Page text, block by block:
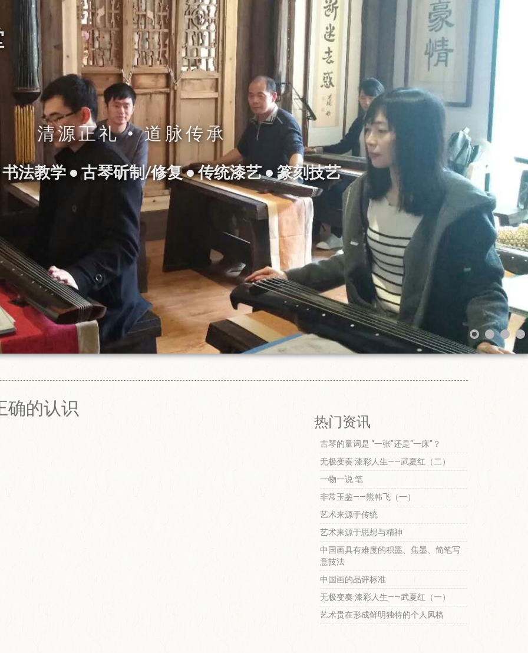
清源正礼 • 道脉传承
法教学 • 古琴斫制/修复 • 传统漆艺 • 篆刻技艺
确的认识
热门资讯
古琴的量词是 “一张”还是“一床”？
无极变奏·漆彩人生——武夏红（二）
一物一说·笔
非常玉鉴——熊韩飞（一）
艺术来源于传统
艺术来源于思想与精神
中国画具有难度的积墨、焦墨、简笔写
意技法
中国画的品评标准
无极变奏·漆彩人生——武夏红（一）
艺术贵在形成鲜明独特的个人风格